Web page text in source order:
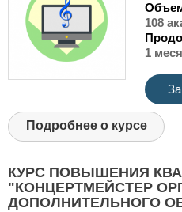
108
1
Подробнее о курсе
КУРС ПОВЫШЕНИЯ
"КОНЦЕРТМЕЙСТЕР
ДОПОЛНИТЕЛЬНОГО